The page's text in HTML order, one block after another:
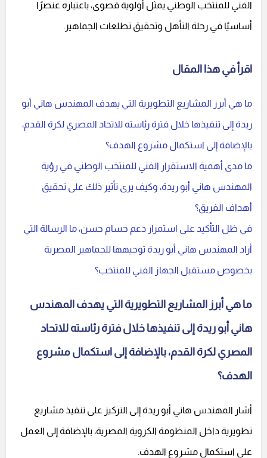
الفني للمنتخب الوطني يمثل أولوية قصوى، باعتباره عنصرًا
أساسيًا في رحلة التأهل وتحقيق تطلعات الجماهير.
اقرأ في هذا المقال
ما هي أبرز المشاريع التطويرية التي يهدف المهندس هاني أبو
ريدة إلى تنفيذها خلال فترة رئاسته للاتحاد المصري لكرة القدم،
بالإضافة إلى استكمال مشروع الهدف؟
ما مدى أهمية الاستقرار الفني للمنتخب الوطني في رؤية
المهندس هاني أبو ريدة، وكيف يرى تأثير ذلك على تحقيق
أهداف الفريق؟
في ظل التأكيد على استمرار دعم حسام حسن، ما الرسالة التي
أراد المهندس هاني أبو ريدة توجيهها للجماهير المصرية
بخصوص مستقبل الجهاز الفني للمنتخب؟
ما هي أبرز المشاريع التطويرية التي يهدف المهندس
هاني أبو ريدة إلى تنفيذها خلال فترة رئاسته للاتحاد
المصري لكرة القدم، بالإضافة إلى استكمال مشروع
الهدف؟
أشار المهندس هاني أبو ريدة إلى التركيز على تنفيذ مشاريع
تطويرية داخل المنظومة الكروية المصرية، بالإضافة إلى العمل
على استكمال مشروع الهدف.